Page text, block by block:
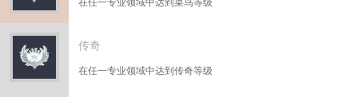
传奇
在任一专业领域中达到传奇等级